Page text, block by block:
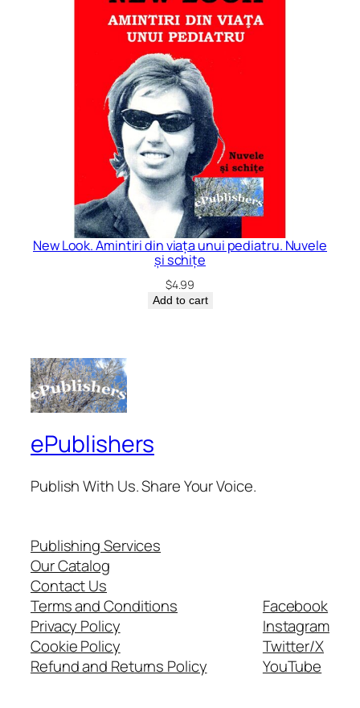
New Look. Amintiri din viața unui pediatru. Nuvele
și schițe
$4.99
Add to cart
ePublishers
Publish With Us. Share Your Voice.
Publishing Services
Our Catalog
Contact Us
Terms and Conditions
Privacy Policy
Cookie Policy
Refund and Returns Policy
Facebook
Instagram
Twitter/X
YouTube